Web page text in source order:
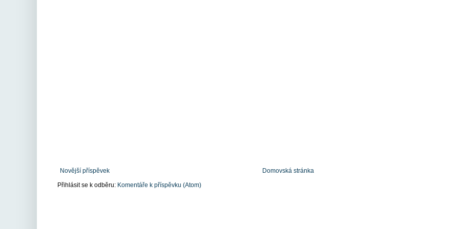
Novější příspěvek
Domovská stránka
Přihlásit se k odběru: Komentáře k příspěvku (Atom)